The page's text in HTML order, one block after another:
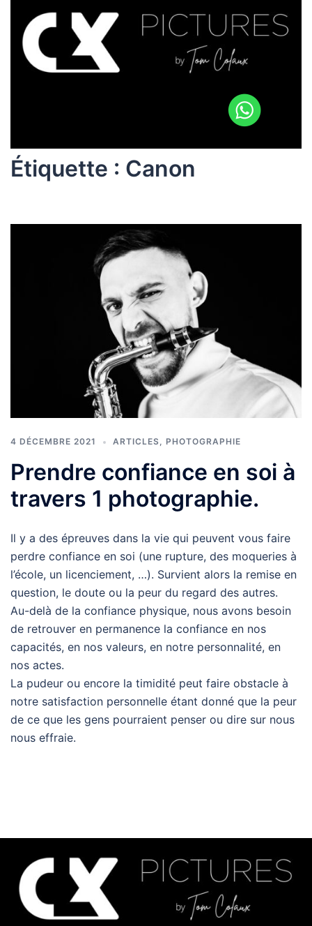
Étiquette : Canon
4 DÉCEMBRE 2021 ARTICLES, PHOTOGRAPHIE
Prendre confiance en soi à
travers 1 photographie.
Il y a des épreuves dans la vie qui peuvent vous faire
perdre confiance en soi (une rupture, des moqueries à
l’école, un licenciement, …). Survient alors la remise en
question, le doute ou la peur du regard des autres.
Au-delà de la confiance physique, nous avons besoin
de retrouver en permanence la confiance en nos
capacités, en nos valeurs, en notre personnalité, en
nos actes.
La pudeur ou encore la timidité peut faire obstacle à
notre satisfaction personnelle étant donné que la peur
de ce que les gens pourraient penser ou dire sur nous
nous effraie.